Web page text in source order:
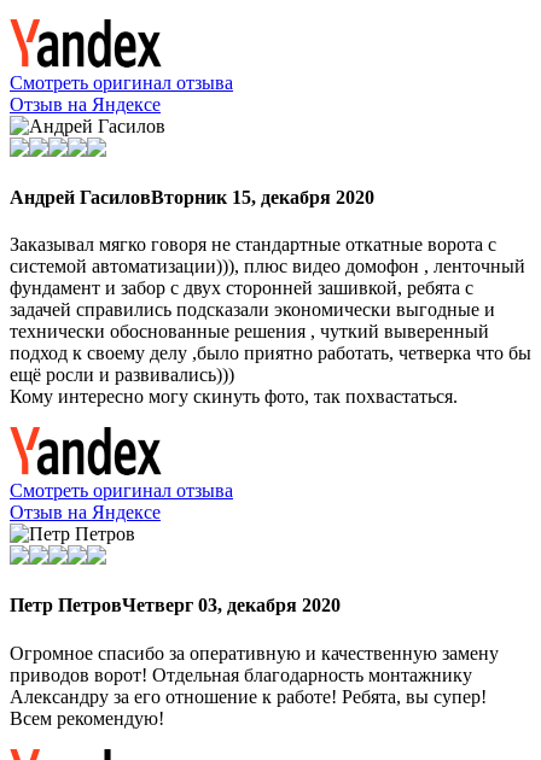
Смотреть оригинал отзыва
Отзыв на Яндексе
Андрей ГасиловВторник 15, декабря 2020
Заказывал мягко говоря не стандартные откатные ворота с
системой автоматизации))), плюс видео домофон , ленточный
фундамент и забор с двух сторонней зашивкой, ребята с
задачей справились подсказали экономически выгодные и
технически обоснованные решения , чуткий выверенный
подход к своему делу ,было приятно работать, четверка что бы
ещё росли и развивались)))
Кому интересно могу скинуть фото, так похвастаться.
Смотреть оригинал отзыва
Отзыв на Яндексе
Петр ПетровЧетверг 03, декабря 2020
Огромное спасибо за оперативную и качественную замену
приводов ворот! Отдельная благодарность монтажнику
Александру за его отношение к работе! Ребята, вы супер!
Всем рекомендую!